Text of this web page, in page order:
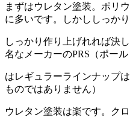
まずはウレタン塗装。ポリ
に多いです。しかししっか
しっかり作り上げれれば決
名なメーカーのPRS（ポール
はレギュラーラインナップ
ものではありません）
ウレタン塗装は楽です。ク